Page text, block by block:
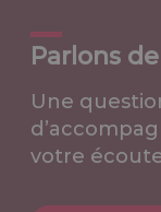
Parlons
Une
votre